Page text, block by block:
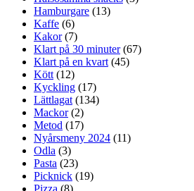
Hamburgare (13)
Kaffe (6)
Kakor(7)
Klart på 30 minuter(67)
Klart på en kvart (45)
Kött (12)
Kyckling (17)
Lättlagat (134)
Mackor(2)
Metod (17)
Nyårsmeny 2024 (11)
Odla (3)
Pasta (23)
Picknick (19)
Pizza (8)